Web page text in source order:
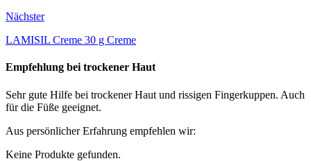
Nächster
LAMISIL Creme 30 g Creme
Empfehlung bei trockener Haut
Sehr gute Hilfe bei trockener Haut und rissigen Fingerkuppen. Auch
für die Füße geeignet.
Aus persönlicher Erfahrung empfehlen wir:
Keine Produkte gefunden.